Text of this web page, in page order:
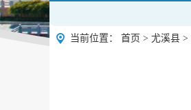
当前位置： 首页 > 尤溪县 >